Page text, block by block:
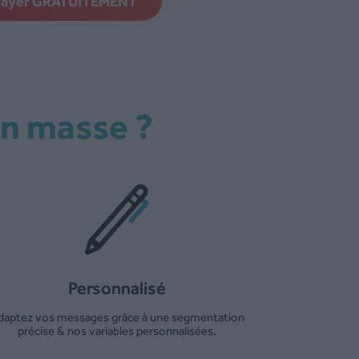
masse ?
Personnalisé
vos messages grâce à une segmentation
précise & nos variables personnalisées.